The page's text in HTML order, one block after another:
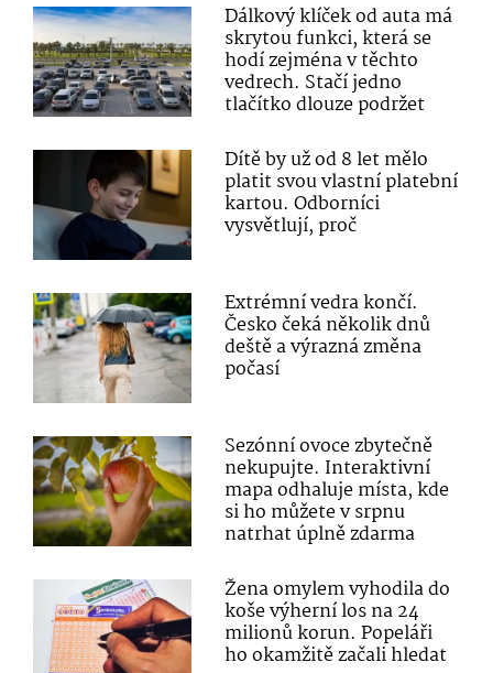
Dálkový klíček od auta má
skrytou funkci, která se
hodí zejména v těchto
vedrech. Stačí jedno
tlačítko dlouze podržet
Dítě by už od 8 let mělo
platit svou vlastní platební
kartou. Odborníci
vysvětlují, proč
Extrémní vedra končí.
Česko čeká několik dnů
deště a výrazná změna
počasí
Sezónní ovoce zbytečně
nekupujte. Interaktivní
mapa odhaluje místa, kde
si ho můžete v srpnu
natrhat úplně zdarma
Žena omylem vyhodila do
koše výherní los na 24
milionů korun. Popeláři
ho okamžitě začali hledat